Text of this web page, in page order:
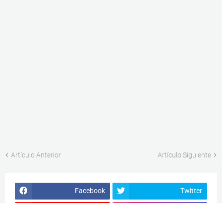
Artículo Anterior Artículo Siguiente
Facebook Twitter